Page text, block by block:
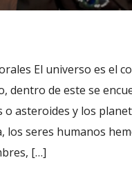
El universo es el
dentro de este se
o asteroides y los
los seres humanos
[…]